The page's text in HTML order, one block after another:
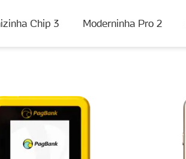
Chip 3 Moderninha Pro 2